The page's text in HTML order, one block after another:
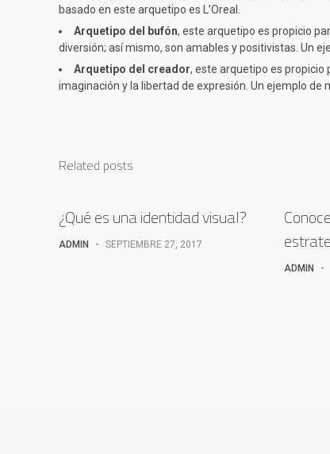
basado en este arquetipo es L’Oreal.
Arquetipo del bufón, este arquetipo es propicio
diversión; así mismo, son amables y positivistas. Un
Arquetipo del creador, este arquetipo es propicio
imaginación y la libertad de expresión. Un ejemplo de
Related posts
¿Qué es una identidad visual?
ADMIN - SEPTIEMBRE 27, 2017
ADMIN -